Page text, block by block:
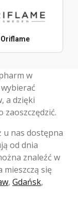
Oriflame
w
a dzięki
zaoszczędzić.
u nas dostępna
od dnia
znaleźć w
mieszczą się
, Gdańsk,